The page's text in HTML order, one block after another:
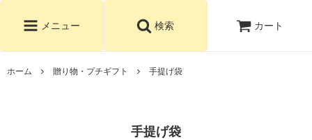
メニュー 検索 カート
ホーム 贈り物・プチギフト 手提げ袋
手提げ袋